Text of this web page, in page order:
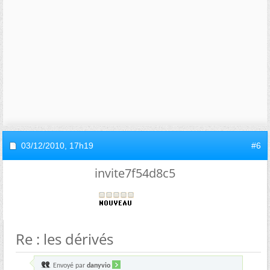
03/12/2010, 17h19 #6
invite7f54d8c5
Re : les dérivés
Envoyé par danyvio